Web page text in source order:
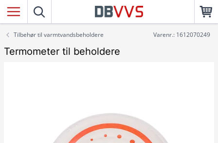
Tilbehør til varmtvandsbeholdere Varenr.: 1612070249
Termometer til beholdere